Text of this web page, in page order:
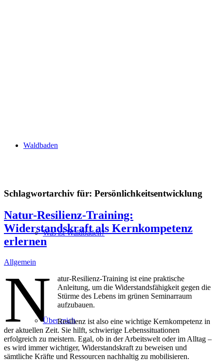
Waldbaden
Was ist Waldbaden?
Über mich
Schlagwortarchiv für: Persönlichkeitsentwicklung
Natur-Resilienz-Training:
Widerstandskraft als Kernkompetenz
erlernen
Allgemein
N
atur-Resilienz-Training ist eine praktische
Anleitung, um die Widerstandsfähigkeit gegen die
Stürme des Lebens im grünen Seminarraum
aufzubauen.
Resilienz ist also eine wichtige Kernkompetenz in
der aktuellen Zeit. Sie hilft, schwierige Lebenssituationen
erfolgreich zu meistern. Egal, ob in der Arbeitswelt oder im Alltag –
es wird immer wichtiger, Widerstandskraft zu beweisen und
sämtliche Kräfte und Ressourcen nachhaltig zu mobilisieren.